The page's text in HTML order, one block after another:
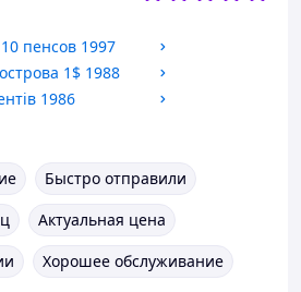
пенсов 1997
1$ 1988
1986
Быстро отправили
Актуальная цена
Хорошее обслуживание